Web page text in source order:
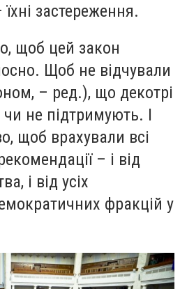
застереження.
щоб цей закон
Щоб не відчували
– ред.), що декотрі
чи не підтримують. І
щоб врахували всі
– і від
і від усіх
фракцій у